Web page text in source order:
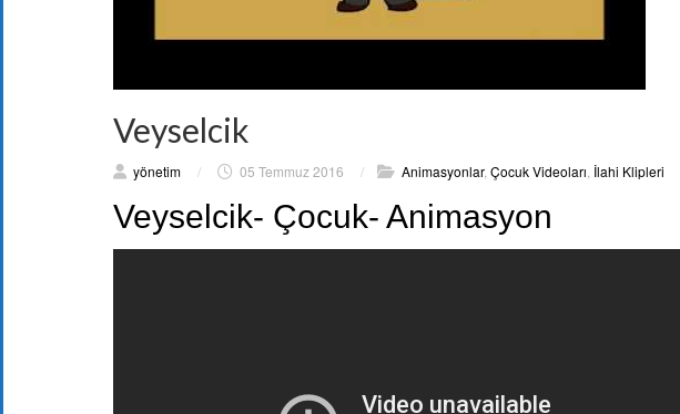
Veyselcik
yönetim / 05 Temmuz 2016 / Animasyonlar, Çocuk Videoları İlahi Klipleri
Veyselcik- Çocuk- Animasyon